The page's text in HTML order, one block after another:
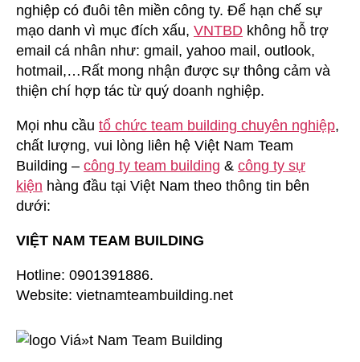
nghiệp có đuôi tên miền công ty. Để hạn chế sự
mạo danh vì mục đích xấu, VNTBD không hỗ trợ
email cá nhân như: gmail, yahoo mail, outlook,
hotmail,…Rất mong nhận được sự thông cảm và
thiện chí hợp tác từ quý doanh nghiệp.
Mọi nhu cầu tổ chức team building chuyên nghiệp,
chất lượng, vui lòng liên hệ Việt Nam Team
Building – công ty team building & công ty sự
kiện hàng đầu tại Việt Nam theo thông tin bên
dưới:
VIỆT NAM TEAM BUILDING
Hotline: 0901391886.
Website: vietnamteambuilding.net